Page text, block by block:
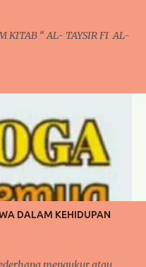
KITAB “ AL- TAYSIR FI AL-
DALAM KEHIDUPAN